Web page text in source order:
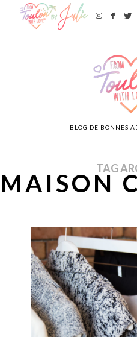
BLOG DE BONNES
TAG
MAISON